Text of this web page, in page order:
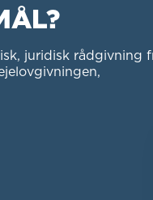
juridisk rådgivning